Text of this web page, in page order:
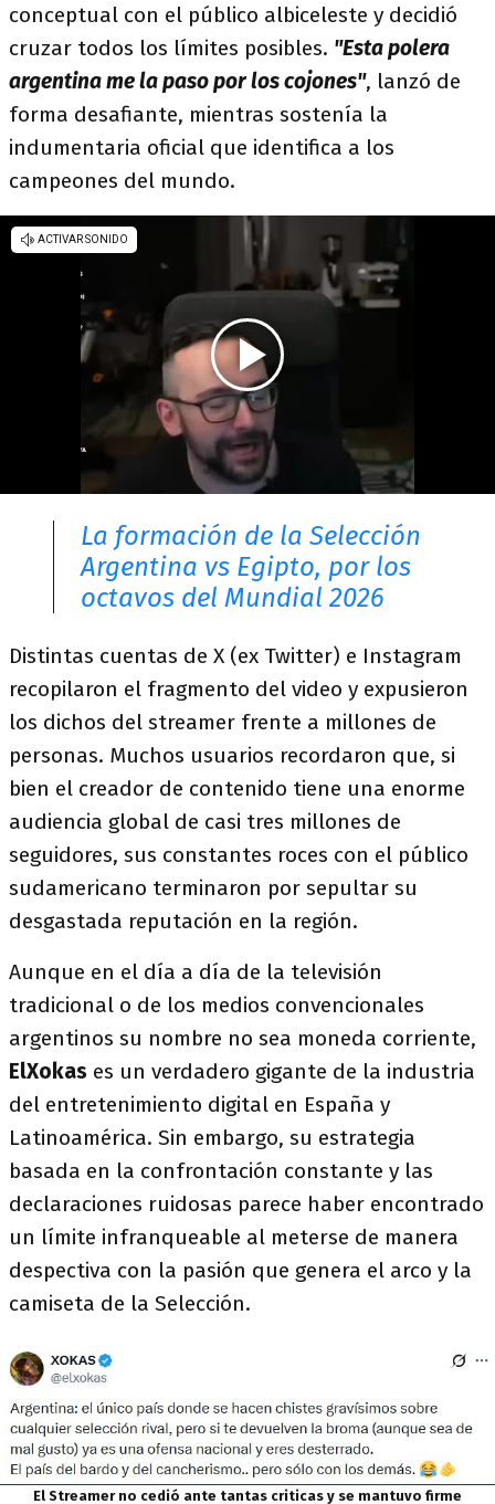
conceptual con el público albiceleste y decidió
cruzar todos los límites posibles. "Esta polera
argentina me la paso por los cojones", lanzó de
forma desafiante, mientras sostenía la
indumentaria oficial que identifica a los
campeones del mundo.
La formación de la Selección
Argentina vs Egipto, por los
octavos del Mundial 2026
Distintas cuentas de X (ex Twitter) e Instagram
recopilaron el fragmento del video y expusieron
los dichos del streamer frente a millones de
personas. Muchos usuarios recordaron que, si
bien el creador de contenido tiene una enorme
audiencia global de casi tres millones de
seguidores, sus constantes roces con el público
sudamericano terminaron por sepultar su
desgastada reputación en la región.
Aunque en el día a día de la televisión
tradicional o de los medios convencionales
argentinos su nombre no sea moneda corriente,
ElXokas es un verdadero gigante de la industria
del entretenimiento digital en España y
Latinoamérica. Sin embargo, su estrategia
basada en la confrontación constante y las
declaraciones ruidosas parece haber encontrado
un límite infranqueable al meterse de manera
despectiva con la pasión que genera el arco y la
camiseta de la Selección.
El Streamer no cedió ante tantas criticas y se mantuvo firme